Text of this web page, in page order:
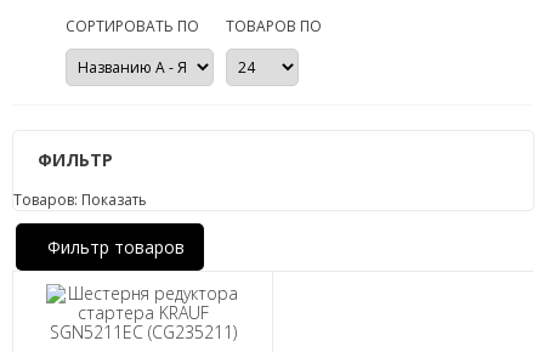
СОРТИРОВАТЬ ПО ТОВАРОВ ПО
ФИЛЬТР
Товаров: Показать
Фильтр товаров